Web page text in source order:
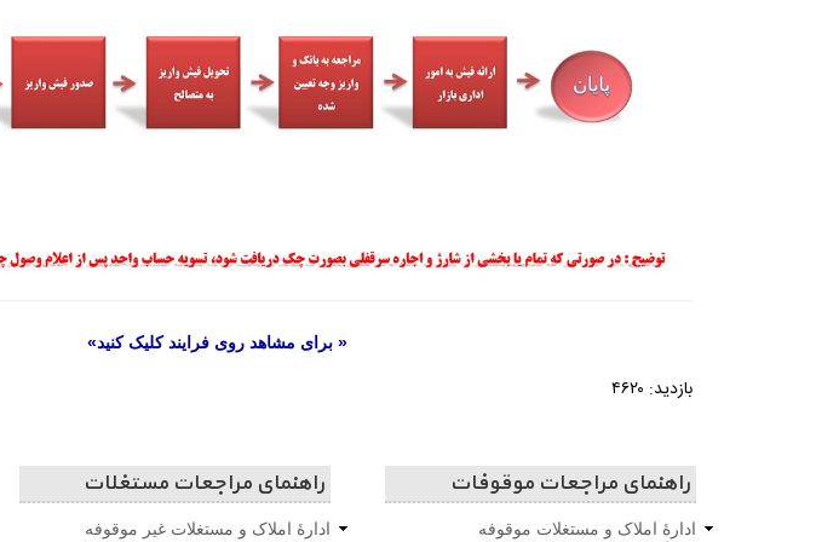
« برای مشاهد روی فرایند کلیک کنید»
بازدید: ۴۶۲۰
راهنمای مراجعات مستغلات
ادارۀ املاک و مستغلات غیر موقوفه
راهنمای مراجعات موقوفات
ادارۀ املاک و مستغلات موقوفه